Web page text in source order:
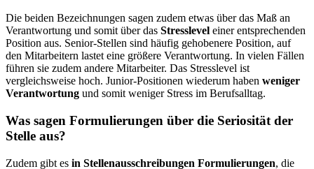
Die beiden Bezeichnungen sagen zudem etwas über das Maß an
Verantwortung und somit über das Stresslevel einer entsprechenden
Position aus. Senior-Stellen sind häufig gehobenere Position, auf
den Mitarbeitern lastet eine größere Verantwortung. In vielen Fällen
führen sie zudem andere Mitarbeiter. Das Stresslevel ist
vergleichsweise hoch. Junior-Positionen wiederum haben weniger
Verantwortung und somit weniger Stress im Berufsalltag.
Was sagen Formulierungen über die Seriosität der
Stelle aus?
Zudem gibt es in Stellenausschreibungen Formulierungen, die